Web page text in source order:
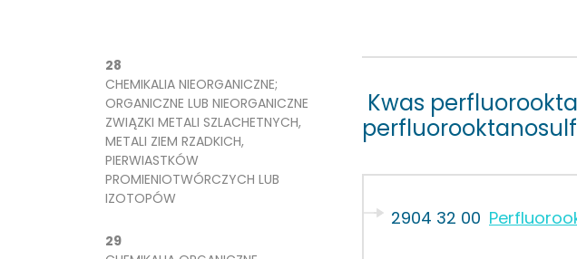
28
CHEMIKALIA NIEORGANICZNE;
ORGANICZNE LUB NIEORGANICZNE
ZWIĄZKI METALI SZLACHETNYCH,
METALI ZIEM RZADKICH,
PIERWIASTKÓW
PROMIENIOTWÓRCZYCH LUB
IZOTOPÓW
29
Kwas
2904 32 00